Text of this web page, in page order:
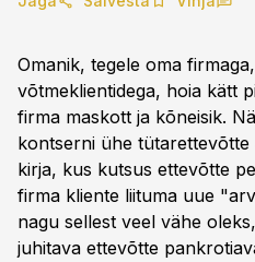
Omanik, tegele oma
võtmeklientidega, hoia kätt
firma maskott ja kõneisik.
kontserni ühe
kirja, kus kutsus ettevõtte
firma kliente liituma uue
nagu sellest veel vähe
juhitava ettevõtte